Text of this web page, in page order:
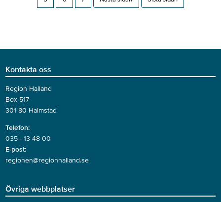
Kontakta oss
Region Halland
Box 517
301 80 Halmstad
Telefon:
035 - 13 48 00
E-post:
regionen@regionhalland.se
Övriga webbplatser